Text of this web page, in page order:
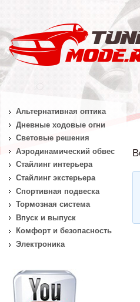
Альтернативная оптика
Дневные ходовые огни
Световые решения
Аэродинамический обвес
Стайлинг интерьера
Стайлинг экстерьера
Спортивная подвеска
Тормозная система
Впуск и выпуск
Комфорт и безопасность
Электроника